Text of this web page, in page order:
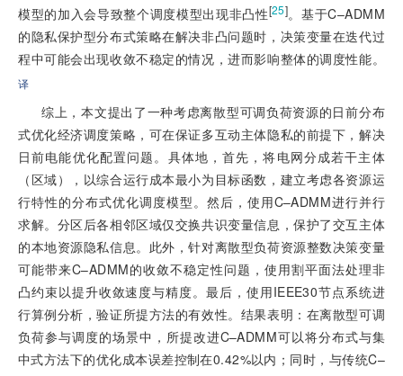
模型的加入会导致整个调度模型出现非凸性[25]。基于C–ADMM
的隐私保护型分布式策略在解决非凸问题时，决策变量在迭代过
程中可能会出现收敛不稳定的情况，进而影响整体的调度性能。
译
综上，本文提出了一种考虑离散型可调负荷资源的日前分布
式优化经济调度策略，可在保证多互动主体隐私的前提下，解决
日前电能优化配置问题。具体地，首先，将电网分成若干主体
（区域），以综合运行成本最小为目标函数，建立考虑各资源运
行特性的分布式优化调度模型。然后，使用C–ADMM进行并行
求解。分区后各相邻区域仅交换共识变量信息，保护了交互主体
的本地资源隐私信息。此外，针对离散型负荷资源整数决策变量
可能带来C–ADMM的收敛不稳定性问题，使用割平面法处理非
凸约束以提升收敛速度与精度。最后，使用IEEE30节点系统进
行算例分析，验证所提方法的有效性。结果表明：在离散型可调
负荷参与调度的场景中，所提改进C–ADMM可以将分布式与集
中式方法下的优化成本误差控制在0.42%以内；同时，与传统C–